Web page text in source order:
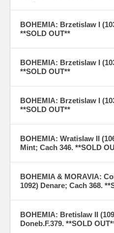
BOHEMIA: Brzetislaw I
**SOLD OUT**
BOHEMIA: Brzetislaw I
**SOLD OUT**
BOHEMIA: Brzetislaw I
**SOLD OUT**
BOHEMIA: Wratislaw II
Mint; Cach 346. **SOLD
BOHEMIA & MORAVIA:
1092) Denare; Cach 368.
BOHEMIA: Bretislaw II
Doneb.F.379. **SOLD